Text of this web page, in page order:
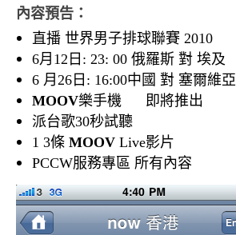
內容預告：
直播 世界男子排球聯賽 2010
6月12日: 23: 00 俄羅斯 對 埃及
6 月26日: 16:00中國 對 塞爾維亞
MOOV樂手機 即將推出
派台歌30秒試聽
1 3條 MOOV Live影片
PCCW服務專區 所有內容